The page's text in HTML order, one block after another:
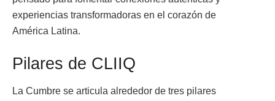
experiencias transformadoras en el corazón de
América Latina.
Pilares de CLIIQ
La Cumbre se articula alrededor de tres pilares